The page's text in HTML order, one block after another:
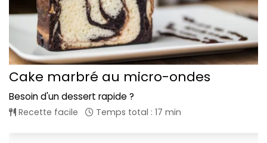
Cake marbré au micro-ondes
Besoin d'un dessert rapide ?
Recette facile Temps total : 17 min